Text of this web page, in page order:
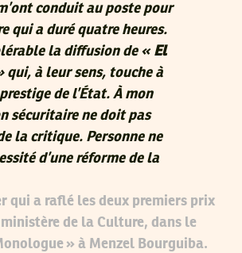
conduit au poste pour
qui a duré quatre heures.
la diffusion de « El
qui, à leur sens, touche à
de l’État. À mon
sécuritaire ne doit pas
la critique. Personne ne
d’une réforme de la
qui a raflé les deux premiers prix
de la Culture, dans le
» à Menzel Bourguiba.